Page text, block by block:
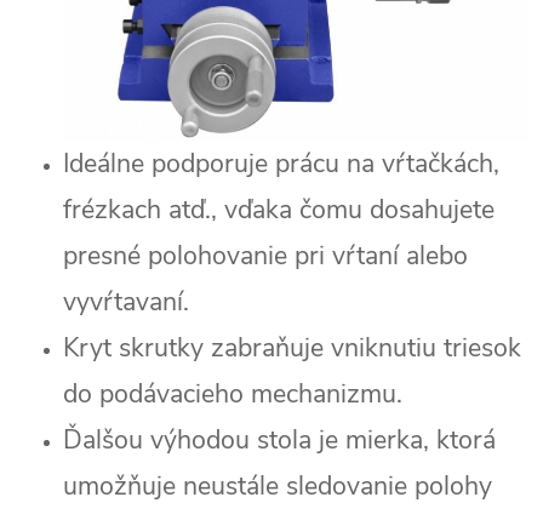
Ideálne podporuje prácu na vŕtačkách,
frézkach atď., vďaka čomu dosahujete
presné polohovanie pri vŕtaní alebo
vyvŕtavaní.
Kryt skrutky zabraňuje vniknutiu triesok
do podávacieho mechanizmu.
Ďalšou výhodou stola je mierka, ktorá
umožňuje neustále sledovanie polohy